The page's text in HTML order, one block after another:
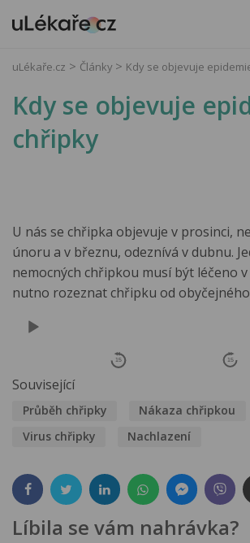
uLékaře.cz Články Kdy se objevuje
Kdy se objevuje
chřipky
U nás se chřipka objevuje v prosinci,
únoru a v březnu, odeznívá v dubnu.
nemocných chřipkou musí být léčeno v
nutno rozeznat chřipku od
Player
15 15
Související
Průběh chřipky Nákaza chřipkou
Virus chřipky
Nachlazení
Líbila se vám nahrávka?